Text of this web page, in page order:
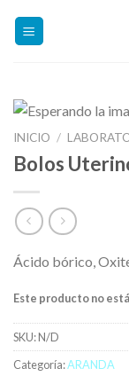
INICIO /
Bolos
Ácido bórico,
Este producto no
SKU:N/D
Categoría:ARANDA